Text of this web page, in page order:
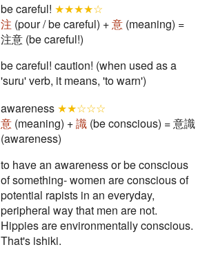
be careful! ★★★★☆
注 (pour / be careful) +意 (meaning) =
注意 (be careful!)
be careful! caution! (when used as a
'suru' verb, it means, 'to warn')
awareness ★★☆☆☆
意 (meaning) +識 (be conscious) = 意識
(awareness)
to have an awareness or be conscious
of something- women are conscious of
potential rapists in an everyday,
peripheral way that men are not.
Hippies are environmentally conscious.
That's ishiki.